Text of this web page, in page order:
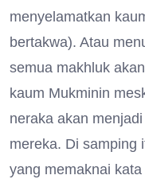
menyelamatkan
bertakwa). Atau
semua makhluk
kaum Mukminin
neraka akan
mereka. Di samping
yang memaknai